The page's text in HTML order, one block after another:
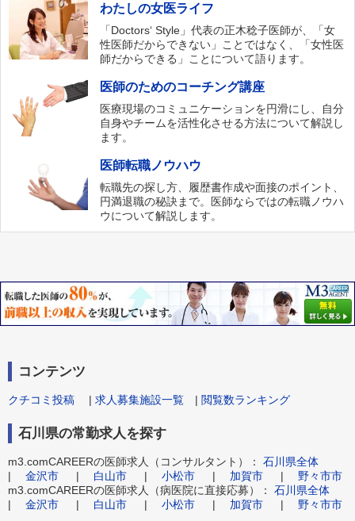
わたしの女医ライフ
「Doctors‘ Style」代表の正木稔子医師が、「女
性医師だからできない」ことではなく、「女性医
師だからできる」ことについて語ります。
医師のためのコーチング講座
医療現場のコミュニケーションを円滑にし、自分
自身やチームを活性化させる方法について解説し
ます。
医師転職ノウハウ
転職先の探し方、履歴書作成や面接のポイント、
円満退職の秘訣まで。医師ならではの転職ノウハ
ウについて解説します。
コンテンツ
クチコミ投稿 | 求人募集施設一覧 | 閲覧数ランキング
石川県の常勤求人を探す
m3.comCAREERの医師求人（コンサルタント）： 石川県全体
| 金沢市 | 白山市 | 小松市 | 加賀市 | 野々市市
m3.comCAREERの医師求人（病医院に直接応募）： 石川県全体
| 金沢市 | 白山市 | 小松市 | 加賀市 | 野々市市